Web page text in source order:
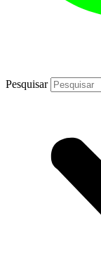
Pesquisar